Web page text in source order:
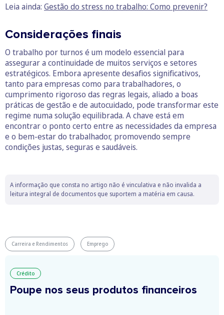
Leia ainda: Gestão do stress no trabalho: Como prevenir?
Considerações finais
O trabalho por turnos é um modelo essencial para
assegurar a continuidade de muitos serviços e setores
estratégicos. Embora apresente desafios significativos,
tanto para empresas como para trabalhadores, o
cumprimento rigoroso das regras legais, aliado a boas
práticas de gestão e de autocuidado, pode transformar este
regime numa solução equilibrada. A chave está em
encontrar o ponto certo entre as necessidades da empresa
e o bem-estar do trabalhador, promovendo sempre
condições justas, seguras e saudáveis.
A informação que consta no artigo não é vinculativa e não invalida a
leitura integral de documentos que suportem a matéria em causa.
Carreira e Rendimentos Emprego
Crédito
Poupe nos seus produtos financeiros